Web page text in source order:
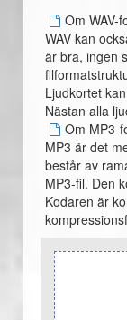
Om WAV-
WAV kan
är bra, ingen
Ljudkortet
Nästan alla
Om MP3-
MP3 är det
består av
MP3-fil. Den
Kodaren är